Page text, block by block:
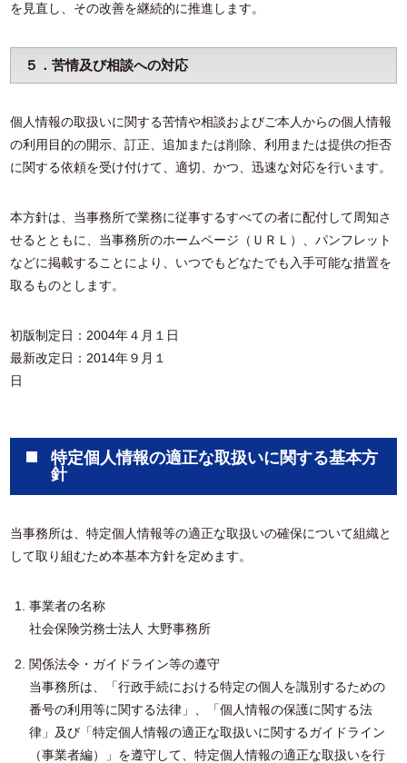
を見直し、その改善を継続的に推進します。
５．苦情及び相談への対応
個人情報の取扱いに関する苦情や相談およびご本人からの個人情報
の利用目的の開示、訂正、追加または削除、利用または提供の拒否
に関する依頼を受け付けて、適切、かつ、迅速な対応を行います。
本方針は、当事務所で業務に従事するすべての者に配付して周知さ
せるとともに、当事務所のホームページ（ＵＲＬ）、パンフレット
などに掲載することにより、いつでもどなたでも入手可能な措置を
取るものとします。
初版制定日：2004年４月１日
最新改定日：2014年９月１
特定個人情報の適正な取扱いに関する基本方
針
当事務所は、特定個人情報等の適正な取扱いの確保について組織と
して取り組むため本基本方針を定めます。
事業者の名称
社会保険労務士法人 大野事務所
関係法令・ガイドライン等の遵守
当事務所は、「行政手続における特定の個人を識別するための
番号の利用等に関する法律」、「個人情報の保護に関する法
律」及び「特定個人情報の適正な取扱いに関するガイドライン
（事業者編）」を遵守して、特定個人情報の適正な取扱いを行